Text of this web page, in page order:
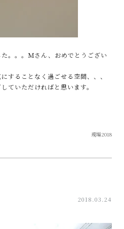
。。。Ｍさん、おめでとうござい
することなく過ごせる空間、、、
ていただければと思います。
現場2018
2018.03.24